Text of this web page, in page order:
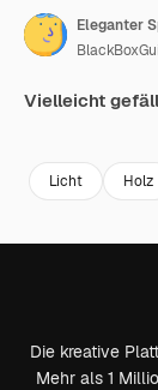
Eleganter
Vielleicht
Licht Holz
Die kreative
Mehr als 1